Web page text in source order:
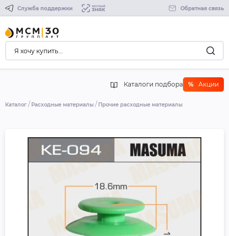
Служба поддержки Обратная связь
Каталоги подбора % Акции
Каталог Расходные материалы Прочие расходные материалы